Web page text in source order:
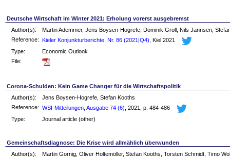
Deutsche Wirtschaft im Winter 2021: Erholung vorerst ausgebremst
Author(s):
Martin Ademmer, Jens Boysen-Hogrefe, Dominik Groll, Nils Jannsen,
Reference:
Kieler Konjunkturberichte, Nr. 86 (2021|Q4) , Kiel 2021
Type:
Economic Outlook
File:
Corona-Schulden: Kein Game Changer für die Wirtschaftspolitik
Author(s):
Jens Boysen-Hogrefe, Stefan Kooths
Reference:
WSI-Mitteilungen, Ausgabe 74 (6) , 2021, p. 484-486
Type:
Journal article (other)
Gemeinschaftsdiagnose: Die Krise wird allmählich überwunden
Author(s):
Martin Gornig, Oliver Holtemöller, Stefan Kooths, Torsten Schmidt, Timo